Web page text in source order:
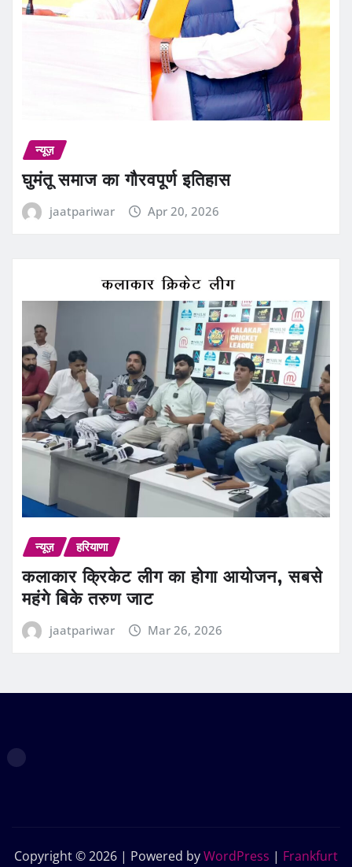
न्यूज़
घुमंतू समाज का गौरवपूर्ण इतिहास
jaatpariwar Apr 20, 2026
न्यूज़ हरियाणा
कलाकार क्रिकेट लीग का होगा आयोजन, सबसे
महंगे बिके तरुण जाट
jaatpariwar Mar 26, 2026
Copyright © 2026 | Powered byWordPress | Frankfurt